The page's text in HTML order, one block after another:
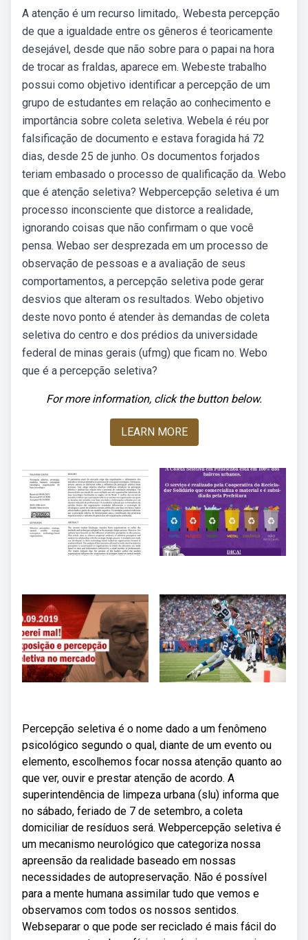
A atenção é um recurso limitado,. Webesta percepção
de que a igualdade entre os gêneros é teoricamente
desejável, desde que não sobre para o papai na hora
de trocar as fraldas, aparece em. Webeste trabalho
possui como objetivo identificar a percepção de um
grupo de estudantes em relação ao conhecimento e
importância sobre coleta seletiva. Webela é réu por
falsificação de documento e estava foragida há 72
dias, desde 25 de junho. Os documentos forjados
teriam embasado o processo de qualificação da. Webo
que é atenção seletiva? Webpercepção seletiva é um
processo inconsciente que distorce a realidade,
ignorando coisas que não confirmam o que você
pensa. Webao ser desprezada em um processo de
observação de pessoas e a avaliação de seus
comportamentos, a percepção seletiva pode gerar
desvios que alteram os resultados. Webo objetivo
deste novo ponto é atender às demandas de coleta
seletiva do centro e dos prédios da universidade
federal de minas gerais (ufmg) que ficam no. Webo
que é a percepção seletiva?
For more information, click the button below.
LEARN MORE
Percepção seletiva é o nome dado a um fenômeno
psicológico segundo o qual, diante de um evento ou
elemento, escolhemos focar nossa atenção quanto ao
que ver, ouvir e prestar atenção de acordo. A
superintendência de limpeza urbana (slu) informa que
no sábado, feriado de 7 de setembro, a coleta
domiciliar de resíduos será. Webpercepção seletiva é
um mecanismo neurológico que categoriza nossa
apreensão da realidade baseado em nossas
necessidades de autopreservação. Não é possível
para a mente humana assimilar tudo que vemos e
observamos com todos os nossos sentidos.
Webseparar o que pode ser reciclado é mais fácil do